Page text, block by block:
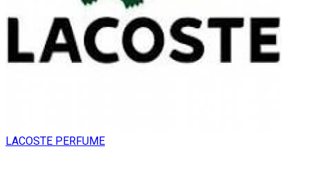
LACOSTE PERFUME